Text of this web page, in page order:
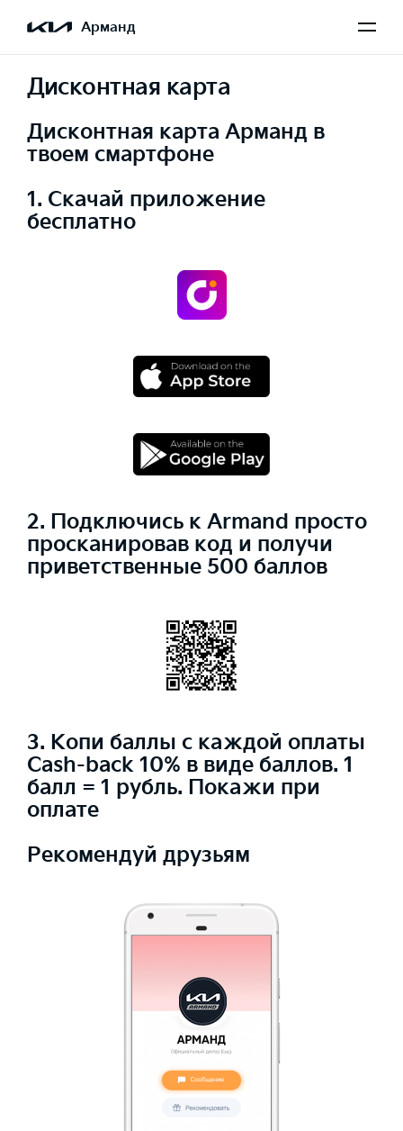
Арманд
Дисконтная карта
Дисконтная карта Арманд в
твоем смартфоне
1. Скачай приложение
бесплатно
2. Подключись к Armand просто
просканировав код и получи
приветственные 500 баллов
3. Копи баллы с каждой оплаты
Cash-back 10% в виде баллов. 1
балл = 1 рубль. Покажи при
оплате
Рекомендуй друзьям